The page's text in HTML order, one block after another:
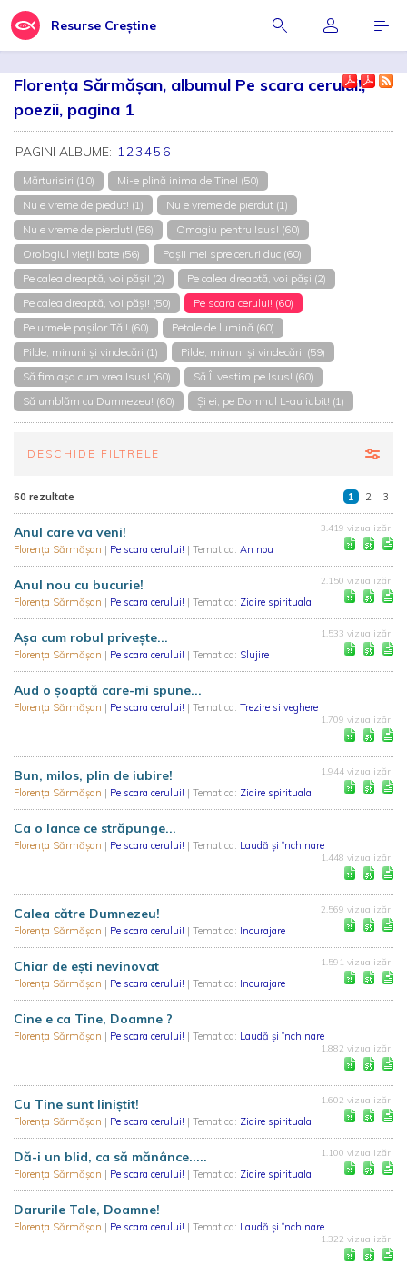
Resurse Creștine
Florența Sărmășan, albumul Pe scara cerului!,
poezii, pagina 1
PAGINI ALBUME: 12345 6
Mărturisiri (10)
Mi-e plină inima de Tine! (50)
Nu e vreme de piedut! (1)
Nu e vreme de pierdut (1)
Nu e vreme de pierdut! (56)
Omagiu pentru Isus! (60)
Orologiul vieții bate (56)
Pașii mei spre ceruri duc (60)
Pe calea dreaptă, voi păși! (2)
Pe calea dreaptă, voi păși (2)
Pe calea dreaptă, voi păși! (50)
Pe scara cerului! (60)
Pe urmele pașilor Tăi! (60)
Petale de lumină (60)
Pilde, minuni și vindecări (1)
Pilde, minuni și vindecări! (59)
Să fim așa cum vrea Isus! (60)
Să Îl vestim pe Isus! (60)
Să umblăm cu Dumnezeu! (60)
Și ei, pe Domnul L-au iubit! (1)
DESCHIDE FILTRELE
60 rezultate 1 2 3
Anul care va veni!
Florența Sărmășan | Pe scara cerului! | Tematica: An nou
3.419 vizualizări
Anul nou cu bucurie!
Florența Sărmășan | Pe scara cerului! | Tematica: Zidire spirituala
2.150 vizualizări
Așa cum robul privește...
Florența Sărmășan | Pe scara cerului! | Tematica: Slujire
1.533 vizualizări
Aud o şoaptă care-mi spune...
Florența Sărmășan | Pe scara cerului! | Tematica: Trezire si veghere
1.709 vizualizări
Bun, milos, plin de iubire!
Florența Sărmășan | Pe scara cerului! | Tematica: Zidire spirituala
1.944 vizualizări
Ca o lance ce străpunge...
Florența Sărmășan | Pe scara cerului! | Tematica: Laudă și închinare
1.448 vizualizări
Calea către Dumnezeu!
Florența Sărmășan | Pe scara cerului! | Tematica: Incurajare
2.569 vizualizări
Chiar de eşti nevinovat
Florența Sărmășan | Pe scara cerului! | Tematica: Incurajare
1.591 vizualizări
Cine e ca Tine, Doamne ?
Florența Sărmășan | Pe scara cerului! | Tematica: Laudă și închinare
1.882 vizualizări
Cu Tine sunt liniștit!
Florența Sărmășan | Pe scara cerului! | Tematica: Zidire spirituala
1.602 vizualizări
Dă-i un blid, ca să mănânce.....
Florența Sărmășan | Pe scara cerului! | Tematica: Zidire spirituala
1.100 vizualizări
Darurile Tale, Doamne!
Florența Sărmășan | Pe scara cerului! | Tematica: Laudă și închinare
1.322 vizualizări